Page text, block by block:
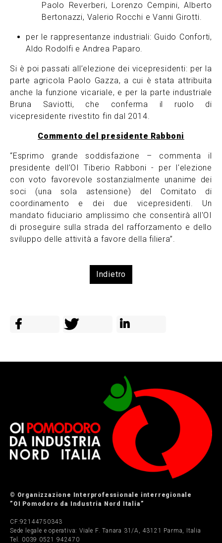
Paolo Reverberi, Lorenzo Cempini, Alberto
Bertonazzi, Valerio Rocchi e Vanni Girotti.
per le rappresentanze industriali: Guido Conforti,
Aldo Rodolfi e Andrea Paparo.
Si è poi passati all’elezione dei vicepresidenti: per la
parte agricola Paolo Gazza, a cui è stata attribuita
anche la funzione vicariale, e per la parte industriale
Bruna Saviotti, che conferma il ruolo di
vicepresidente rivestito fin dal 2014.
Commento del presidente Rabboni
“Esprimo grande soddisfazione – commenta il
presidente dell’OI Tiberio Rabboni - per l'elezione
con voto favorevole sostanzialmente unanime dei
soci (una sola astensione) del Comitato di
coordinamento e dei due vicepresidenti. Un
mandato fiduciario amplissimo che consentirà all'OI
di proseguire sulla strada del rafforzamento e dello
sviluppo delle attività a favore della filiera”.
Indietro
© Organizzazione Interprofessionale interregionale
”OI Pomodoro da Industria Nord Italia”
CF:92144750343
Sede legale e operativa: Viale F. Tanara 31/A, 43121 Parma, Italia
Tel. 0039 0521 942470